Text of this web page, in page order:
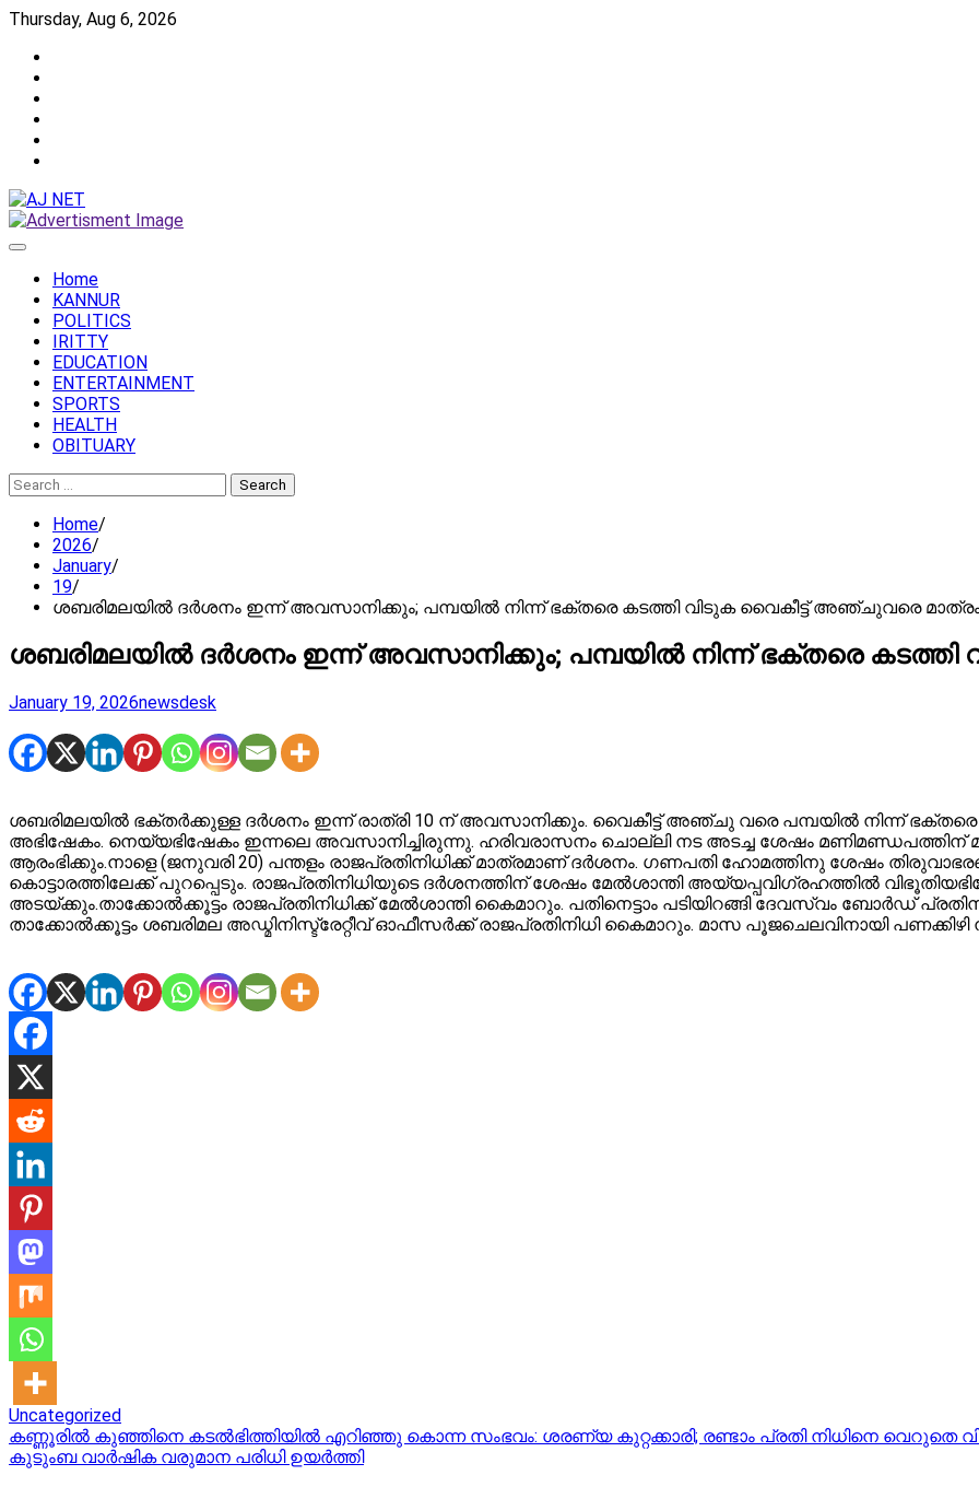
Skip
content
Thursday, Aug 6, 2026
Home
KANNUR
POLITICS
IRITTY
EDUCATION
ENTERTAINMENT
SPORTS
HEALTH
OBITUARY
Search
for:
Home
2026
January
19
ശബരിമലയില്‍ ദര്‍ശനം ഇന്ന് അവസാനിക്കും; പമ്പയില്‍ നിന്ന് ഭക്തരെ കടത്തി വിടുക വൈകീട്ട് അഞ്ചുവരെ
ശബരിമലയില്‍ ദര്‍ശനം ഇന്ന് അവസാനിക്കും; പമ്പയില്‍ നിന്ന് ഭക്തരെ
January 19, 2026newsdesk
ശബരിമലയില്‍ ഭക്തര്‍ക്കുള്ള ദര്‍ശനം ഇന്ന് രാത്രി 10 ന് അവസാനിക്കും. വൈകീട്ട് അഞ്ചു വരെ പമ്പയില്‍ നിന്ന്
അഭിഷേകം. നെയ്യഭിഷേകം ഇന്നലെ അവസാനിച്ചിരുന്നു. ഹരിവരാസനം ചൊല്ലി നട അടച്ച ശേഷം മണിമണ്ഡപത്തിന്
ആരംഭിക്കും.നാളെ (ജനുവരി 20) പന്തളം രാജപ്രതിനിധിക്ക് മാത്രമാണ് ദര്‍ശനം. ഗണപതി ഹോമത്തിനു ശേഷം
കൊട്ടാരത്തിലേക്ക് പുറപ്പെടും. രാജപ്രതിനിധിയുടെ ദര്‍ശനത്തിന് ശേഷം മേല്‍ശാന്തി അയ്യപ്പവിഗ്രഹത്തില്‍
അടയ്ക്കും.താക്കോല്‍ക്കൂട്ടം രാജപ്രതിനിധിക്ക് മേല്‍ശാന്തി കൈമാറും. പതിനെട്ടാം പടിയിറങ്ങി ദേവസ്വം ബോര്‍ഡ്
താക്കോല്‍ക്കൂട്ടം ശബരിമല അഡ്മിനിസ്ട്രേറ്റീവ് ഓഫീസര്‍ക്ക് രാജപ്രതിനിധി കൈമാറും. മാസ പൂജചെലവിനായി പണക്കിഴി
Uncategorized
Post
navigation
കണ്ണൂരിൽ കുഞ്ഞിനെ കടൽഭിത്തിയിൽ എറിഞ്ഞു കൊന്ന സംഭവം: ശരണ്യ കുറ്റക്കാരി; രണ്ടാം പ്രതി നിധിനെ വെറുതെ
കുടുംബ വാർഷിക വരുമാന പരിധി ഉയർത്തി